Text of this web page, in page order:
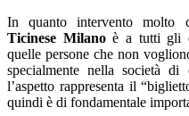
In quanto intervento molto
Ticinese Milanoè a tutti gli
quelle persone che non
specialmente nella società
l’aspetto rappresenta il
quindi è di fondamentale